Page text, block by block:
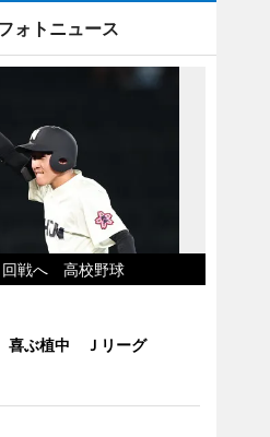
ォトニュース
回戦へ 高校野球
喜ぶ植中 Ｊリーグ